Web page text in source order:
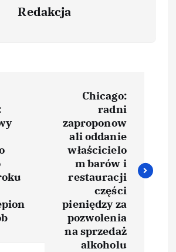
Redakcja
Chicago:
radni
zaproponow
ali oddanie
właścicielo
m barów i
restauracji
części
pieniędzy za
pozwolenia
na sprzedaż
alkoholu